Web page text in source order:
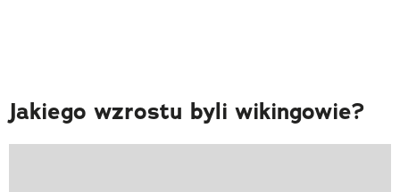
Jakiego wzrostu byli wikingowie?